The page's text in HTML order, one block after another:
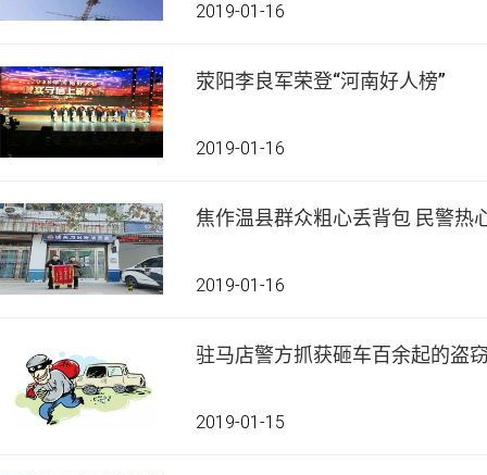
2019-01-16
荥阳李良军荣登“河南好人榜”
2019-01-16
焦作温县群众粗心丢背包 民警热
2019-01-16
驻马店警方抓获砸车百余起的盗
2019-01-15